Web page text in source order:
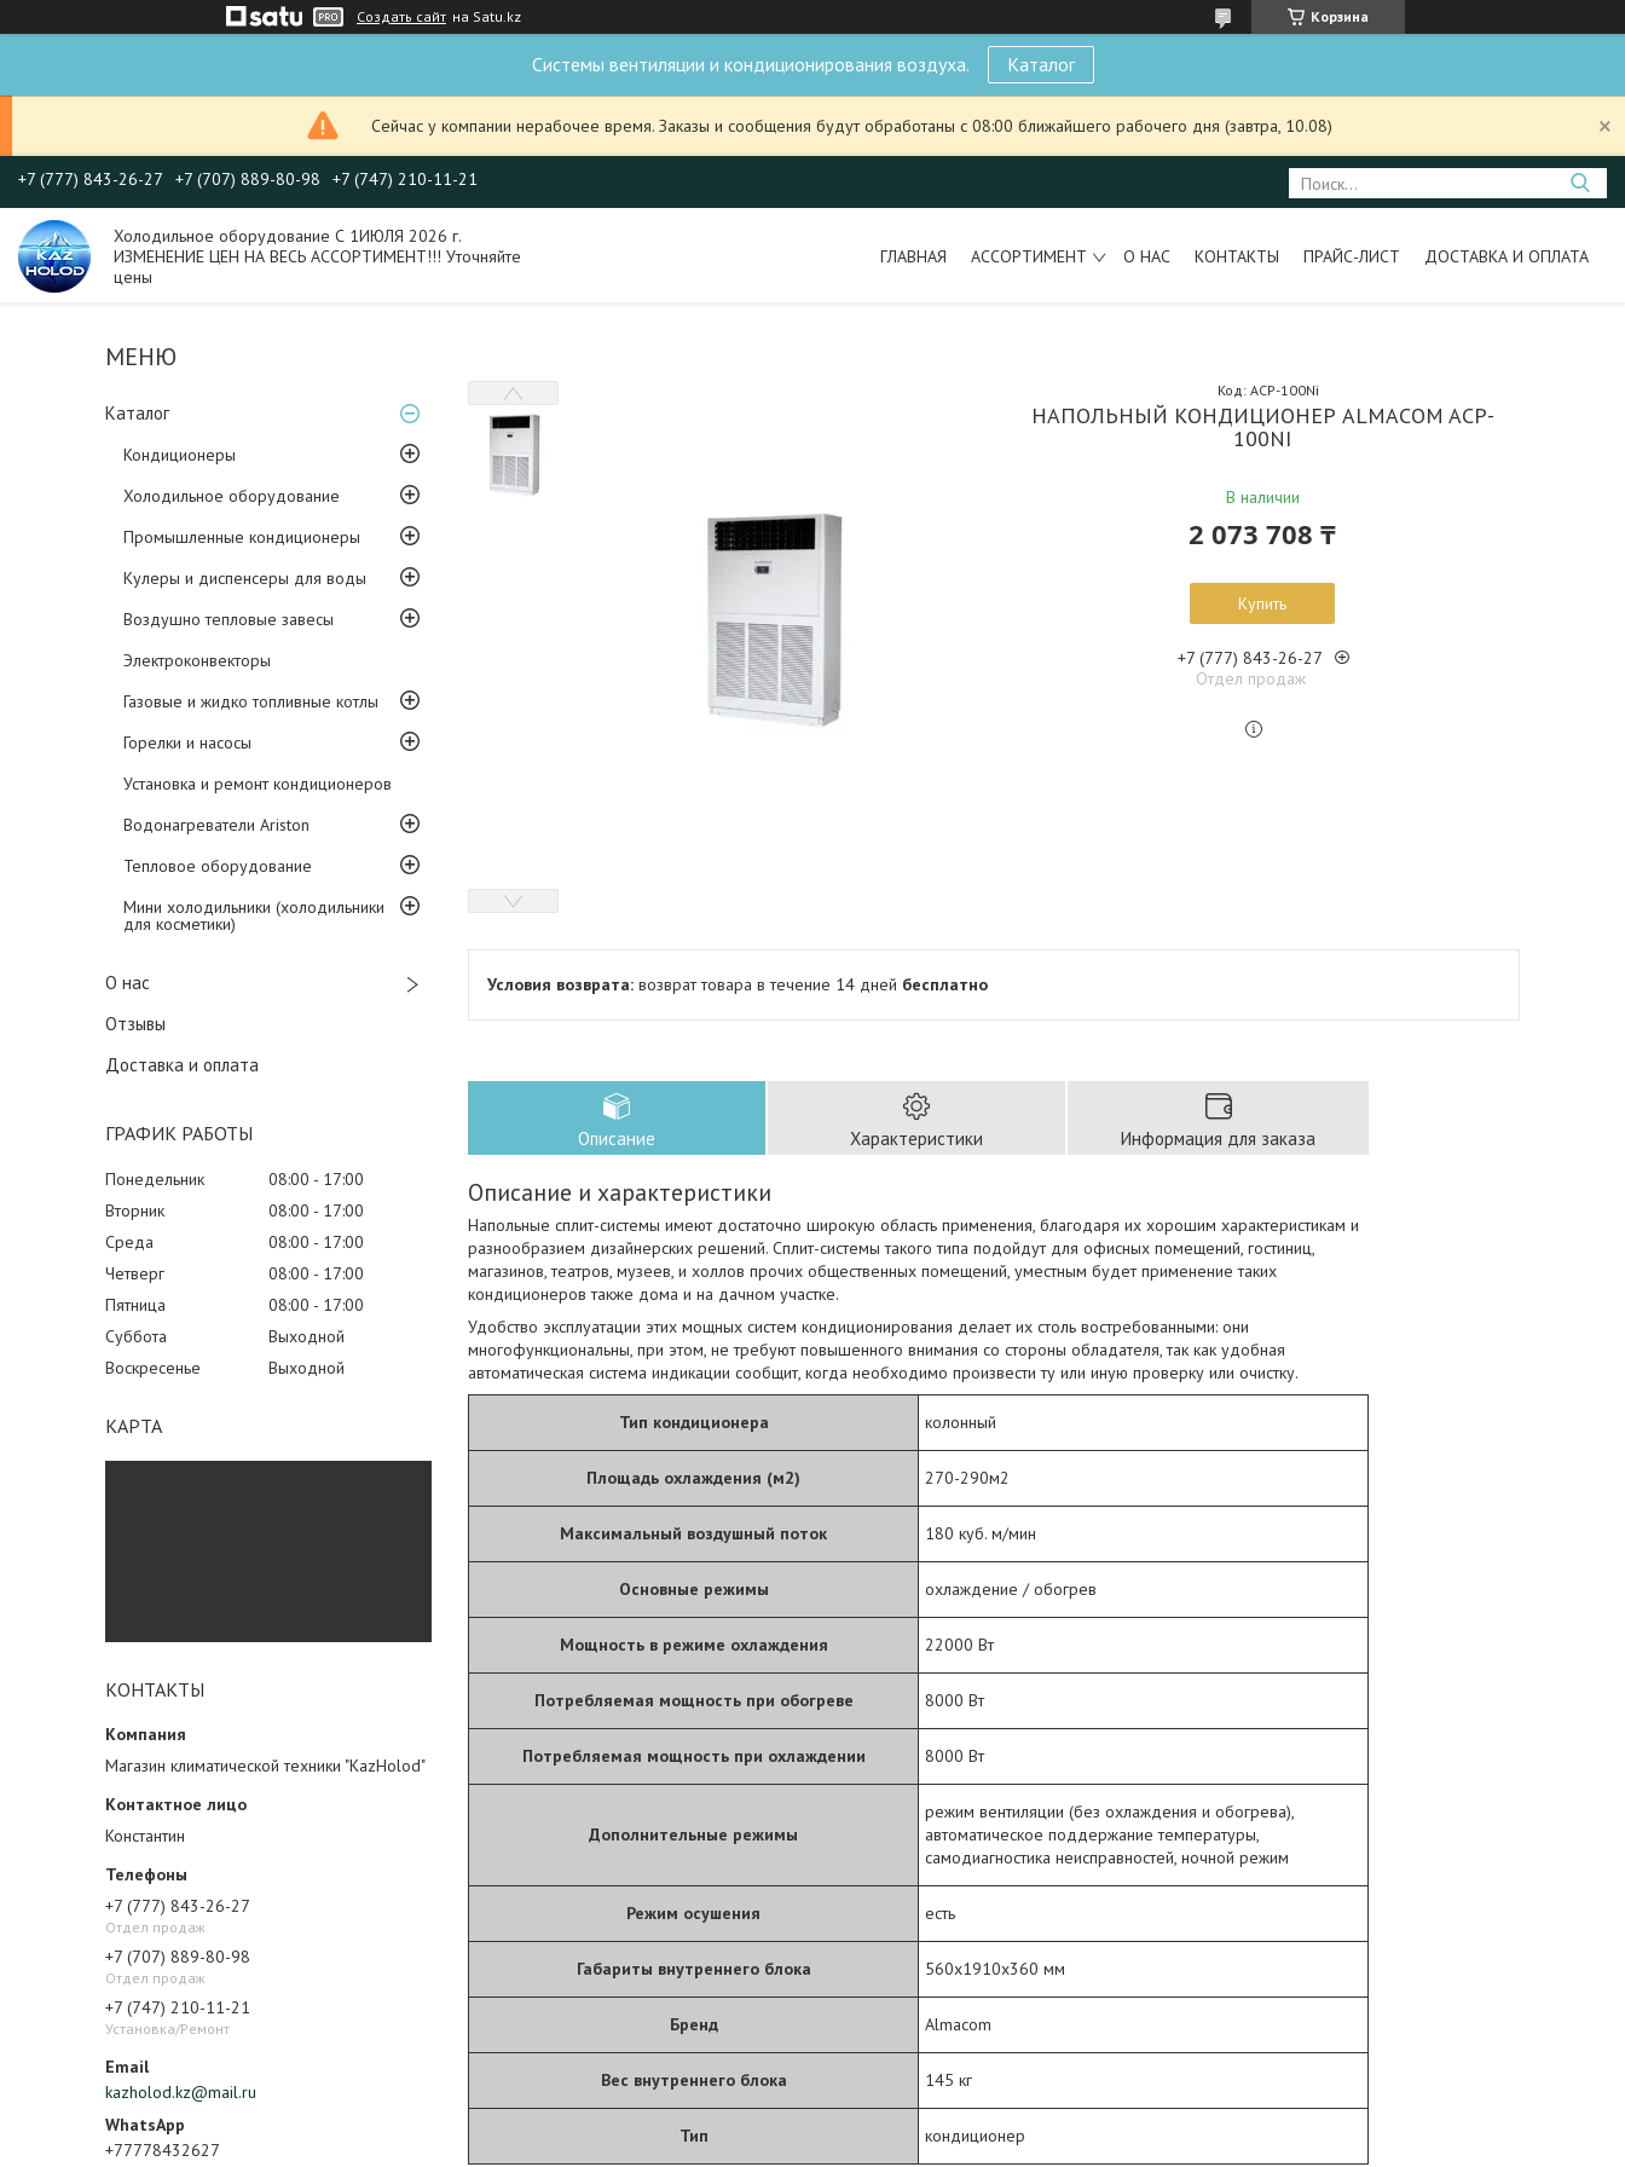
Создать сайт на Satu.kz Корзина
Системы вентиляции и кондиционирования воздуха. Каталог
Сейчас у компании нерабочее время. Заказы и сообщения будут обработаны с 08:00 ближайшего рабочего дня (завтра, 10.08)
+7 (777) 843-26-27 +7 (707) 889-80-98 +7 (747) 210-11-21
Холодильное оборудование С 1ИЮЛЯ 2026 г.
ИЗМЕНЕНИЕ ЦЕН НА ВЕСЬ АССОРТИМЕНТ!!! Уточняйте
цены
ГЛАВНАЯ АССОРТИМЕНТ О НАС КОНТАКТЫ ПРАЙС-ЛИСТ ДОСТАВКА И ОПЛАТА
Каталог
Кондиционеры
Холодильное оборудование
Промышленные кондиционеры
Кулеры и диспенсеры для воды
Воздушно тепловые завесы
Электроконвекторы
Газовые и жидко топливные котлы
Горелки и насосы
Установка и ремонт кондиционеров
Водонагреватели Ariston
Тепловое оборудование
Мини холодильники (холодильники
для косметики)
О нас
Отзывы
Доставка и оплата
ГРАФИК РАБОТЫ
Понедельник 08:00
17:00
Вторник
08:00
17:00
Среда
08:00
17:00
Четверг
08:00
17:00
Пятница
08:00
17:00
Суббота
Выходной
Воскресенье
Выходной
КАРТА
КОНТАКТЫ
Магазин климатической техники "KazHolod"
Константин
+7 (777) 843-26-27
Отдел продаж
+7 (707) 889-80-98
Отдел продаж
+7 (747) 210-11-21
Установка/Ремонт
kazholod.kz@mail.ru
+77778432627
НАПОЛЬНЫЙ КОНДИЦИОНЕР ALMACOM ACP-
100NI
В наличии
Код:ACP-100Ni
2 073 708 ₸
Купить
+7 (777) 843-26-27
Отдел продаж
возврат товара в течение 14 дней бесплатно
Описание Характеристики Информация для заказа
Описание и характеристики
Напольные сплит-системы имеют достаточно широкую область применения, благодаря их хорошим характеристикам и
разнообразием дизайнерских решений. Сплит-системы такого типа подойдут для офисных помещений, гостиниц,
магазинов, театров, музеев, и холлов прочих общественных помещений, уместным будет применение таких
кондиционеров также дома и на дачном участке.
Удобство эксплуатации этих мощных систем кондиционирования делает их столь востребованными: они
многофункциональны, при этом, не требуют повышенного внимания со стороны обладателя, так как удобная
автоматическая система индикации сообщит, когда необходимо произвести ту или иную проверку или очистку.
Тип кондиционера колонный
Площадь охлаждения (м2) 270-290м2
Максимальный воздушный поток 180 куб. м/мин
Основные режимы охлаждение / обогрев
Мощность в режиме охлаждения 22000 Вт
Потребляемая мощность при обогреве 8000 Вт
Потребляемая мощность при охлаждении 8000 Вт
Дополнительные режимы
режим вентиляции (без охлаждения и обогрева),
автоматическое поддержание температуры,
самодиагностика неисправностей, ночной режим
Режим осушения есть
Габариты внутреннего блока 560x1910x360 мм
Бренд Almacom
Вес внутреннего блока 145 кг
Тип кондиционер